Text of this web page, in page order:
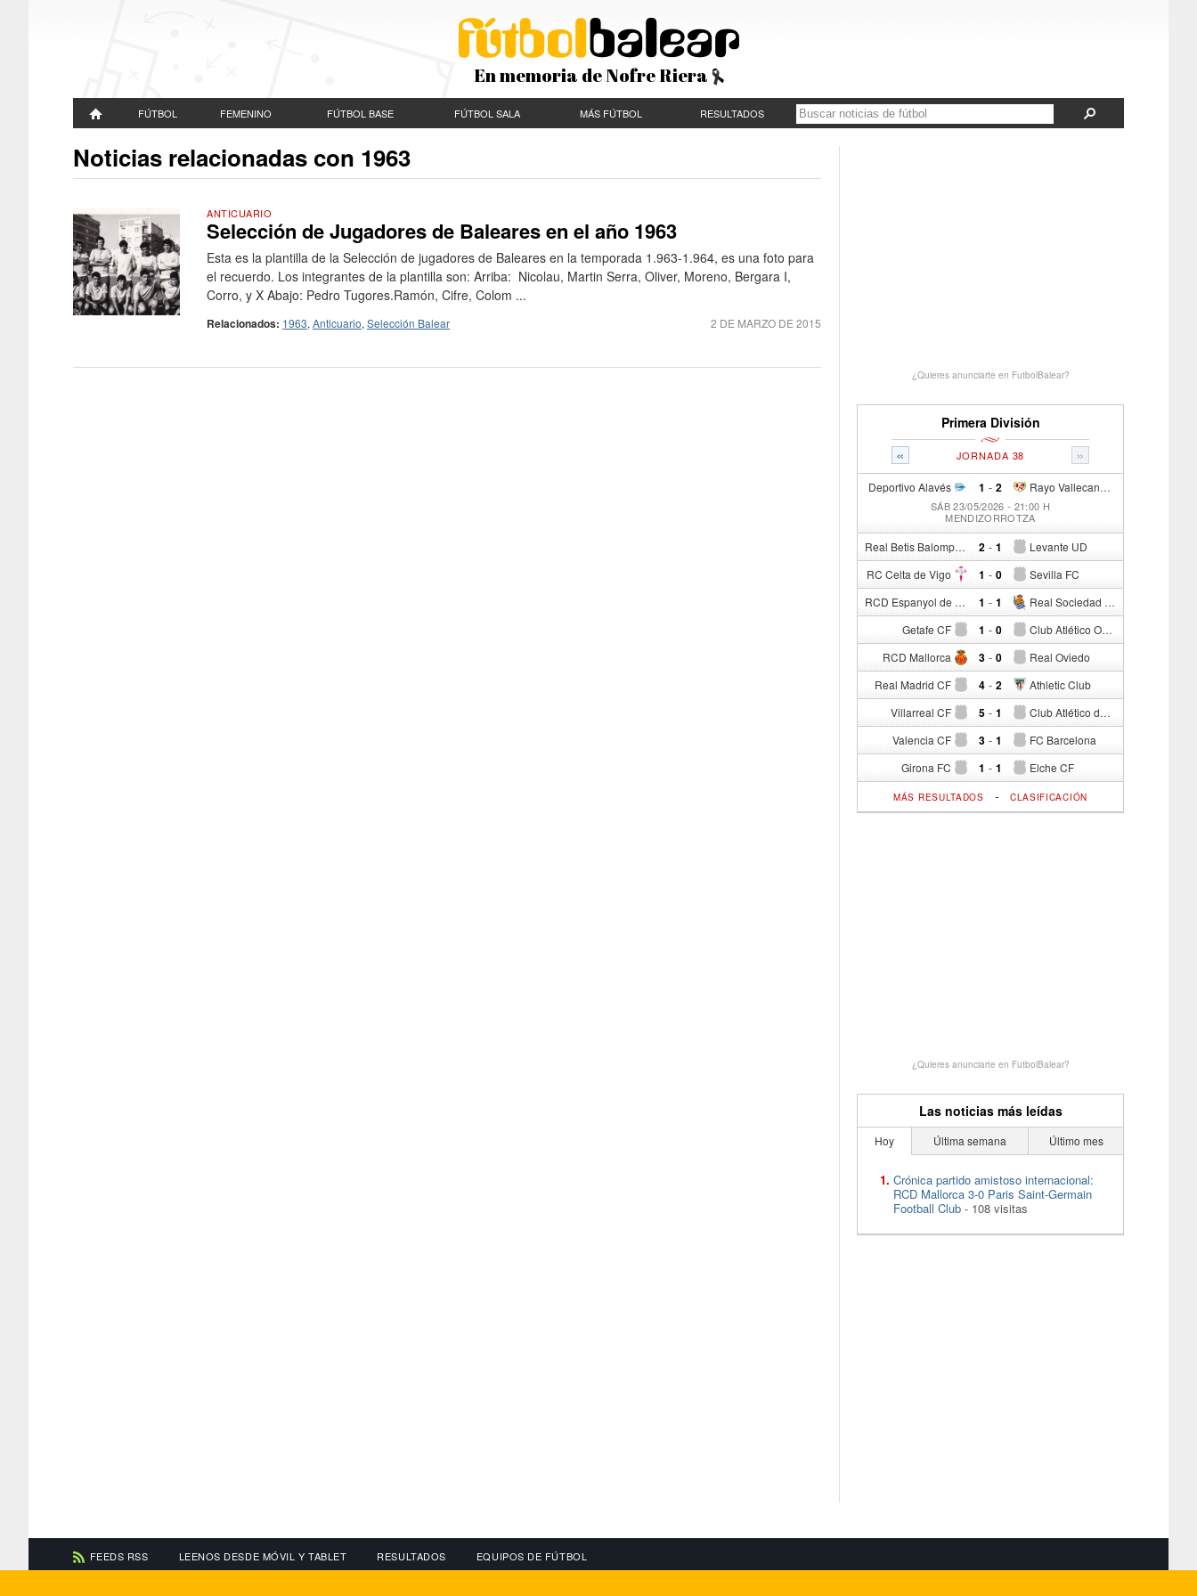
En memoria de Nofre Riera
FÚTBOL FEMENINO FÚTBOL BASE FÚTBOL SALA MÁS FÚTBOL RESULTADOS
Noticias relacionadas con 1963
ANTICUARIO
Selección de Jugadores de Baleares en el año 1963
Esta es la plantilla de la Selección de jugadores de Baleares en la temporada 1.963-1.964, es una foto para
el recuerdo. Los integrantes de la plantilla son: Arriba: Nicolau, Martin Serra, Oliver, Moreno, Bergara I,
Corro, y X Abajo: Pedro Tugores.Ramón, Cifre, Colom ...
2 DE MARZO DE 2015
Relacionados: 1963, Anticuario, Selección Balear
¿Quieres anunciarte en FutbolBalear?
Primera División
« »
JORNADA 38
Deportivo Alavés 1 - Rayo Vallecano de Madrid
2
SÁB 23/05/2026 - 21:00 H
MENDIZORROTZA
Real Betis Balompié 2 - Levante UD
1
RC Celta de Vigo 1 - Sevilla FC
0
RCD Espanyol de Barcelona 1 - Real Sociedad de Fútbol
1
Getafe CF 1 - Club Atlético Osasuna
0
RCD Mallorca 3 - Real Oviedo
0
Real Madrid CF 4 - Athletic Club
2
Villarreal CF 5 - Club Atlético de Madrid
1
Valencia CF 3 - FC Barcelona
1
Girona FC 1 - Elche CF
1
MÁS RESULTADOS - CLASIFICACIÓN
¿Quieres anunciarte en FutbolBalear?
Las noticias más leídas
Hoy Última semana Último mes
Crónica partido amistoso internacional:
RCD Mallorca 3-0 Paris Saint-Germain
Football Club - 108 visitas
FEEDS RSS LEENOS DESDE MÓVIL Y TABLET RESULTADOS EQUIPOS DE FÚTBOL